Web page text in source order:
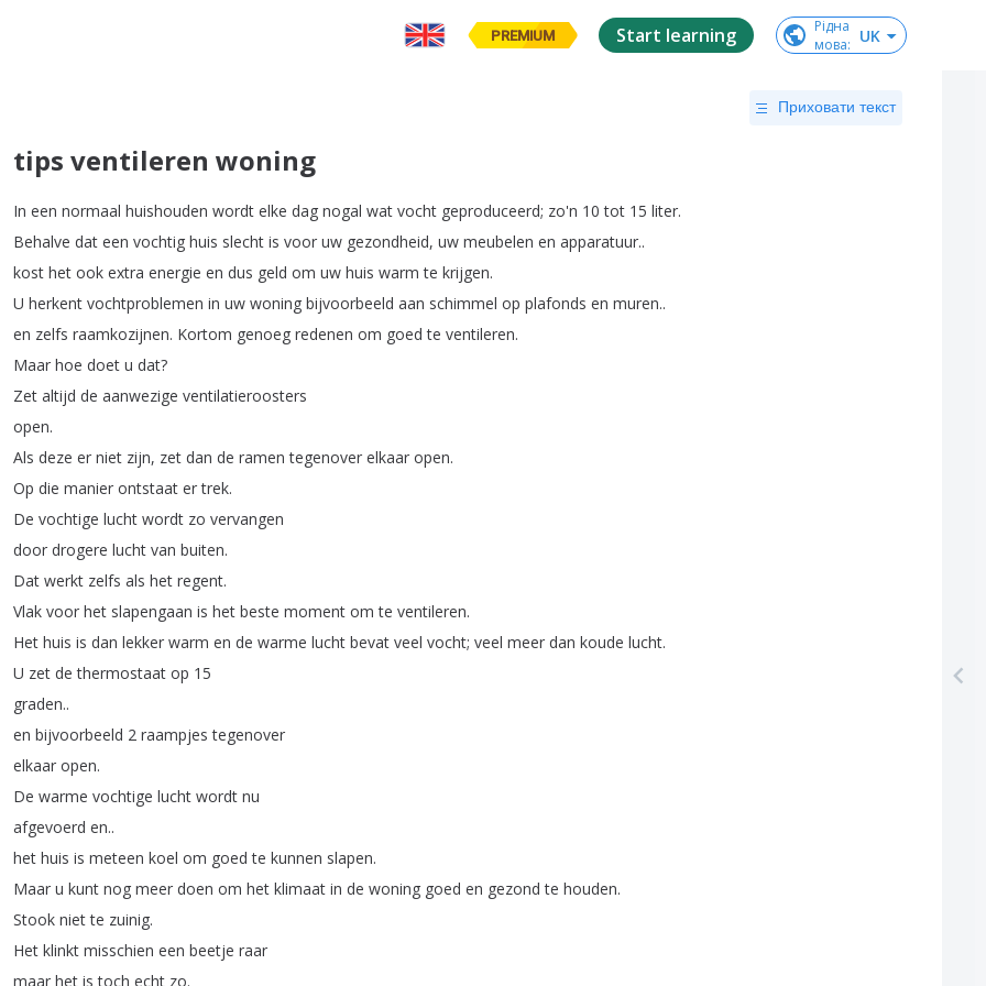
PREMIUM Start learning
Рідна
мова: UK
Приховати текст
tips ventileren woning
In een normaal huishouden wordt elke dag nogal wat vocht geproduceerd; zo'n 10tot 15 liter.
Behalve dat een vochtig huis slecht is voor uw gezondheid, uw meubelen en apparatuur..
kost het ook extra energie en dus geld om uw huis warm te krijgen.
U herkent vochtproblemen in uw woning bijvoorbeeld aan schimmel op plafonds en muren..
en zelfs raamkozijnen. Kortom genoeg redenen om goed te ventileren.
Maar hoe doet u dat?
Zet altijd de aanwezige ventilatieroosters
open.
Als deze er niet zijn, zet dan de ramen tegenover elkaar open.
Op die manier ontstaat er trek.
De vochtige lucht wordt zo vervangen
door drogere lucht van buiten.
Dat werkt zelfs als het regent.
Vlak voor het slapengaan is het beste moment om te ventileren.
Het huis is dan lekker warm en de warme lucht bevat veel vocht; veel meer dan koude lucht.
U zet de thermostaat op 15
graden..
en bijvoorbeeld 2 raampjes tegenover
elkaar open.
De warme vochtige lucht wordt nu
afgevoerd en..
het huis is meteen koel om goed te kunnen slapen.
Maar u kunt nog meer doen om het klimaat in de woning goed en gezond te houden.
Stook niet te zuinig.
Het klinkt misschien een beetje raar
maar het is toch echt zo.